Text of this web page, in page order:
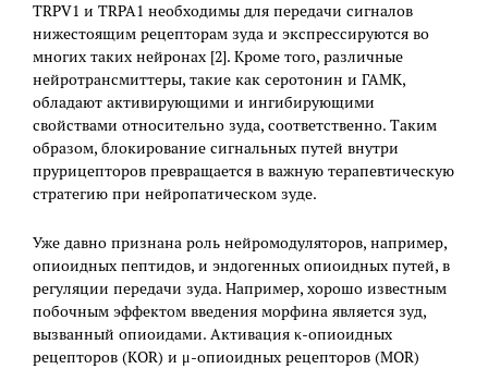
TRPV1 и TRPA1 необходимы для передачи сигналов
нижестоящим рецепторам зуда и экспрессируются во
многих таких нейронах [2]. Кроме того, различные
нейротрансмиттеры, такие как серотонин и ГАМК,
обладают активирующими и ингибирующими
свойствами относительно зуда, соответственно. Таким
образом, блокирование сигнальных путей внутри
прурицепторов превращается в важную терапевтическую
стратегию при нейропатическом зуде.
Уже давно признана роль нейромодуляторов, например,
опиоидных пептидов, и эндогенных опиоидных путей, в
регуляции передачи зуда. Например, хорошо известным
побочным эффектом введения морфина является зуд,
вызванный опиоидами. Активация κ-опиоидных
рецепторов (KOR) и μ-опиоидных рецепторов (MOR)